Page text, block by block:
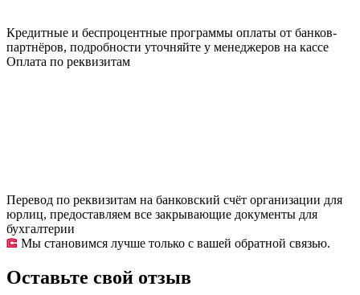
Кредитные и беспроцентные программы оплаты от банков-
партнёров, подробности уточняйте у менеджеров на кассе
Оплата по реквизитам
Перевод по реквизитам на банковский счёт организации для
юрлиц, предоставляем все закрывающие документы для
бухгалтерии
Мы становимся лучше только с вашей обратной связью.
Оставьте свой отзыв